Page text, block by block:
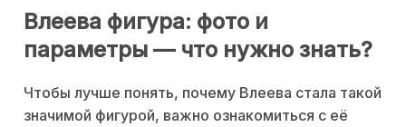
Влеева фигура: фото и
параметры — что нужно знать?
Чтобы лучше понять, почему Влеева стала такой
значимой фигурой, важно ознакомиться с её